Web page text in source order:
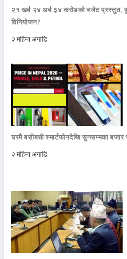
२१ खर्ब २४ अर्ब ३४ करोडको बजेट प्रस्तुत,
विनियोजन?
२ महिना अगाडि
घरमै बसीबसी स्मार्टफोनदेखि सुनसम्मका बजार
२ महिना अगाडि